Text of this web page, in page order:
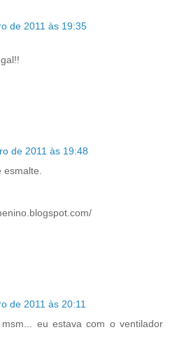
de 2011 às 19:35
de 2011 às 19:48
de 2011 às 20:11
eu estava com o ventilador